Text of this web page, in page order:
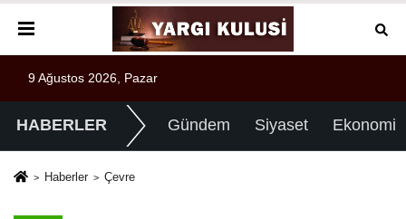
9 Ağustos 2026, Pazar
HABERLER Gündem Siyaset Ekonomi
Haberler Çevre